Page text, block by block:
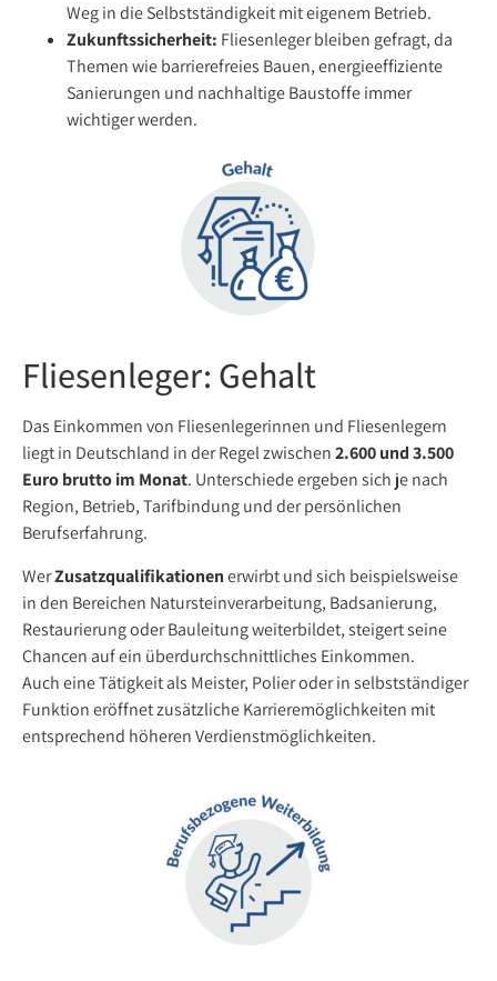
Weg in die Selbstständigkeit mit eigenem Betrieb.
Zukunftssicherheit: Fliesenleger bleiben gefragt, da
Themen wie barrierefreies Bauen, energieeffiziente
Sanierungen und nachhaltige Baustoffe immer
wichtiger werden.
Fliesenleger: Gehalt
Das Einkommen von Fliesenlegerinnen und Fliesenlegern
liegt in Deutschland in der Regel zwischen2.600 und 3.500
Euro brutto im Monat. Unterschiede ergeben sich je nach
Region, Betrieb, Tarifbindung und der persönlichen
Berufserfahrung.
WerZusatzqualifikationenerwirbt und sich beispielsweise
in den Bereichen Natursteinverarbeitung, Badsanierung,
Restaurierung oder Bauleitung weiterbildet, steigert seine
Chancen auf ein überdurchschnittliches Einkommen.
Auch eine Tätigkeit als Meister, Polier oder in selbstständiger
Funktion eröffnet zusätzliche Karrieremöglichkeiten mit
entsprechend höheren Verdienstmöglichkeiten.